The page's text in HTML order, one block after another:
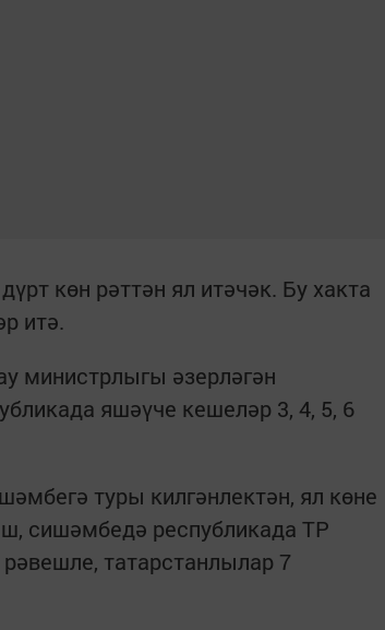
көн рәттән ял итәчәк. Бу хакта
итә.
министрлыгы әзерләгән
яшәүче кешеләр 3, 4, 5, 6
туры килгәнлектән, ял көне
сишәмбедә республикада ТР
татарстанлылар 7